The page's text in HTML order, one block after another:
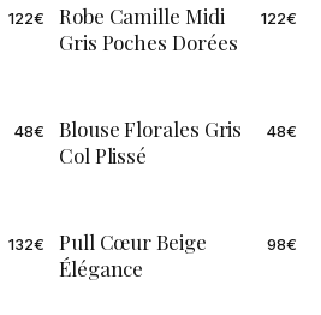
122€
Robe Camille Midi
Gris Poches Dorées
122€
48€
Blouse Florales Gris
Col Plissé
48€
132€
Pull Cœur Beige
Élégance
98€